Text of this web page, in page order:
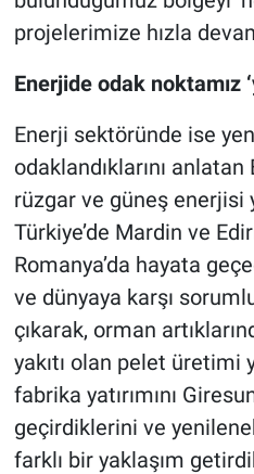
projelerimize hızla
Enerjide odak noktamız
Enerji sektöründe ise
odaklandıklarını
rüzgar ve güneş enerjisi
Türkiye’de Mardin ve
Romanya’da hayata
ve dünyaya karşı
çıkarak, orman
yakıtı olan pelet üretimi
fabrika yatırımını
geçirdiklerini ve
farklı bir yaklaşım